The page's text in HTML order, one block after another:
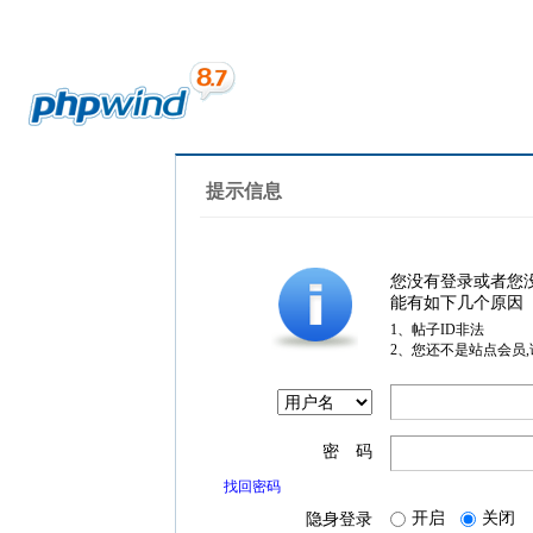
提示信息
您没有登录或者您
能有如下几个原因
1、帖子ID非法
2、您还不是站点会员
密 码
找回密码
隐身登录 开启 关闭